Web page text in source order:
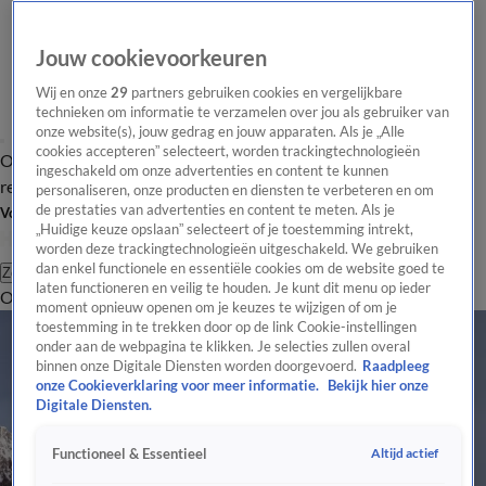
Overzicht Laatste nieuws Regionieuws Het beste van Hart
Tip de
redactie
Volg Hart van Nederland
Zoeken
OverzichtRegioUitzendingenWeerTip de redactiePanelVideo's
Jouw cookievoorkeuren
Wij en onze29 partners gebruiken cookies en vergelijkbare
technieken om informatie te verzamelen over jou als gebruiker van
onze website(s), jouw gedrag en jouw apparaten. Als je „Alle
cookies accepteren” selecteert, worden trackingtechnologieën
ingeschakeld om onze advertenties en content te kunnen
personaliseren, onze producten en diensten te verbeteren en om
de prestaties van advertenties en content te meten. Als je
„Huidige keuze opslaan” selecteert of je toestemming intrekt,
worden deze trackingtechnologieën uitgeschakeld. We gebruiken
dan enkel functionele en essentiële cookies om de website goed te
laten functioneren en veilig te houden. Je kunt dit menu op ieder
moment opnieuw openen om je keuzes te wijzigen of om je
toestemming in te trekken door op de link Cookie-instellingen
onder aan de webpagina te klikken. Je selecties zullen overal
binnen onze Digitale Diensten worden doorgevoerd. Raadpleeg
onze Cookieverklaring voor meer informatie.
Bekijk hier onze
Digitale Diensten.
Functioneel & Essentieel Altijd actief